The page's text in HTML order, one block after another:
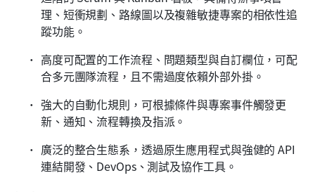
理、短衝規劃、路線圖以及複雜敏捷專案的相依性追
蹤功能。
高度可配置的工作流程、問題類型與自訂欄位，可配
合多元團隊流程，且不需過度依賴外部外掛。
強大的自動化規則，可根據條件與專案事件觸發更
新、通知、流程轉換及指派。
廣泛的整合生態系，透過原生應用程式與強健的 API
連結開發、DevOps、測試及協作工具。